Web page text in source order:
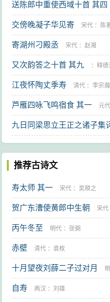
送陈郎中重使西域十首 其四
交傍晚凝子华见寄 宋代 ： 陈
寄湖州刁殿丞 宋代 ：赵湘
又次韵答之十首 其九 ：释德
江夜怀陶丈季寿 清代 ：李宗瀚
芦雁四咏飞鸣宿食 其一 元代
九日同梁思立王正之诸子集
推荐古诗文
寿太师 其一 宋代 ：吴顺之
贺广东漕使黄郎中生朝 宋代
丙午冬至 明代 ： 张弼
赤壁 清代 ：袁枚
十月望夜刘薛二子过对月
自寿 两汉 ：刘雄